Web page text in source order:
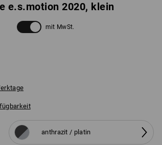
e.s.motion 2020, klein
mit MwSt.
anthrazit / platin